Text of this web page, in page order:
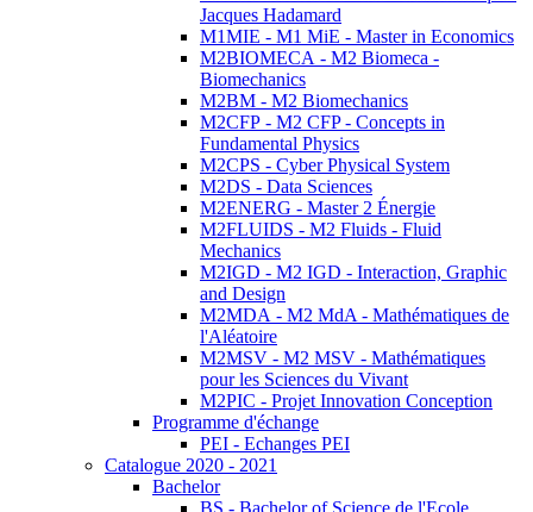
Jacques Hadamard
M1MIE - M1 MiE - Master in Economics
M2BIOMECA - M2 Biomeca -
Biomechanics
M2BM - M2 Biomechanics
M2CFP - M2 CFP - Concepts in
Fundamental Physics
M2CPS - Cyber Physical System
M2DS - Data Sciences
M2ENERG - Master 2 Énergie
M2FLUIDS - M2 Fluids - Fluid
Mechanics
M2IGD - M2 IGD - Interaction, Graphic
and Design
M2MDA - M2 MdA - Mathématiques de
l'Aléatoire
M2MSV - M2 MSV - Mathématiques
pour les Sciences du Vivant
M2PIC - Projet Innovation Conception
Programme d'échange
PEI - Echanges PEI
Catalogue 2020 - 2021
Bachelor
BS - Bachelor of Science de l'Ecole